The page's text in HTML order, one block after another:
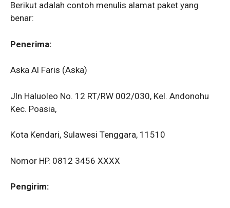
Berikut adalah contoh menulis alamat paket yang
benar:
Penerima:
Aska Al Faris (Aska)
Jln Haluoleo No. 12 RT/RW 002/030, Kel. Andonohu
Kec. Poasia,
Kota Kendari, Sulawesi Tenggara, 11510
Nomor HP. 0812 3456 XXXX
Pengirim: